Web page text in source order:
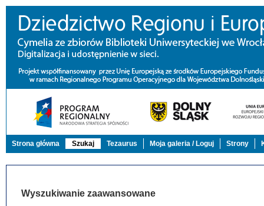
Strona główna Szukaj Tezaurus Moja galeria / Loguj Strony
Wyszukiwanie zaawansowane